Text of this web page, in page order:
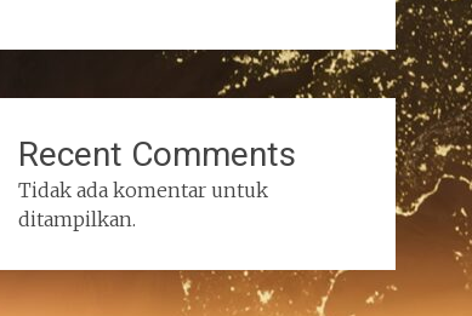
Recent Comments
Tidak ada komentar untuk
ditampilkan.